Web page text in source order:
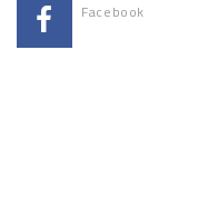
Facebook